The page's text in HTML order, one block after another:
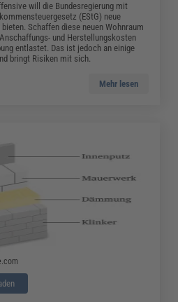
will die Bundesregierung mit
(EStG) neue
Schaffen diese neuen Wohnraum
und Herstellungskosten
entlastet. Das ist jedoch an einige
bringt Risiken mit sich.
Mehr lesen